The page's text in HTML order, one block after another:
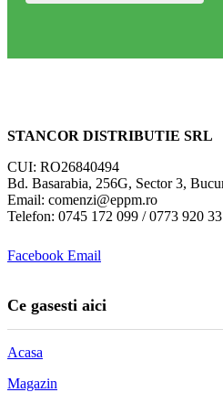
STANCOR DISTRIBUTIE SRL
CUI: RO26840494
Bd. Basarabia, 256G, Sector 3,
Email: comenzi@eppm.ro
Telefon: 0745 172 099 / 0773 920
Facebook Email
Ce gasesti aici
Acasa
Magazin